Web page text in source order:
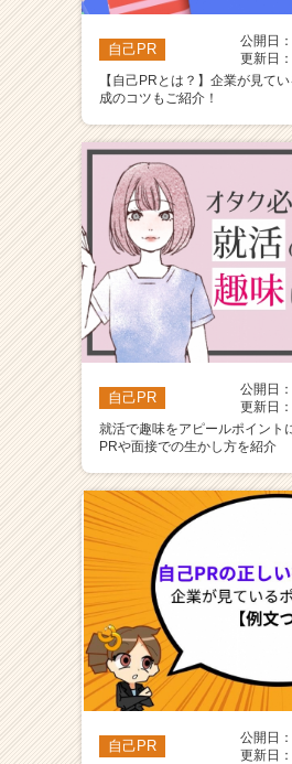
チ
ャ
リ
ア
（C
h
e
e
r
C
a
r
e
e
自己PR
公開日
更新日
【自己PRとは？】企業が見て
成のコツもご紹介！
自己PR
公開日
更新日
就活で趣味をアピールポイント
PRや面接での生かし方を紹介
自己PR
公開日
更新日